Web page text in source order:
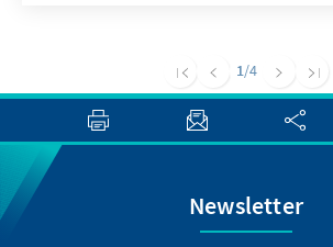
Nasional (BN; National Front)
1/4
Newsletter